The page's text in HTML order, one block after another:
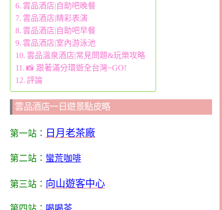
雲品酒店|自助吧晚餐
雲品酒店|精彩表演
雲品酒店|自助吧早餐
雲品酒店|室內游泳池
雲品溫泉酒店|常見問題&玩樂攻略
📸 跟著滿分環遊全台灣~GO!
評論
雲品酒店一日遊景點皮略
第一站： 日月老茶廠
第二站： 蠻荒咖啡
第三站： 向山遊客中心